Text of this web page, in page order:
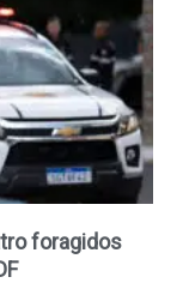
foragidos